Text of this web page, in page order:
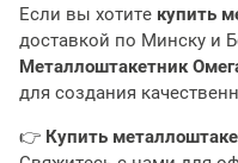
Если вы хотите купить
доставкой по Минску и
Металлоштакетник
для создания
👉 Купить